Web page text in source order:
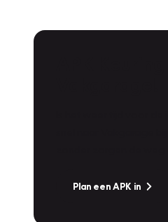
Plan een APK in